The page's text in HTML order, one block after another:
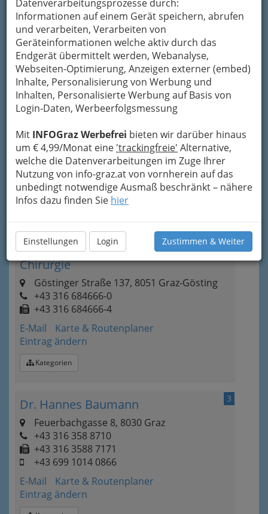
Datenverarbeitungsprozesse durch:
Informationen auf einem Gerät speichern, abrufen
und verarbeiten, Verarbeiten von
Geräteinformationen welche aktiv durch das
Endgerät übermittelt werden, Webanalyse,
Webseiten-Optimierung, Anzeigen externer (embed)
Inhalte, Personalisierung von Werbung und
Inhalten, Personalisierte Werbung auf Basis von
Login-Daten, Werbeerfolgsmessung
Mit INFOGraz Werbefrei bieten wir darüber hinaus
um € 4,99/Monat eine 'trackingfreie' Alternative,
welche die Datenverarbeitungen im Zuge Ihrer
Nutzung von info-graz.at von vornherein auf das
unbedingt notwendige Ausmaß beschränkt – nähere
Infos dazu finden Sie hier
Einstellungen Login Zustimmen & Weiter
Sie finden Unterstützung beiOsteoprose,
Arthrose, Meniskuserkrankungen,
Hexenschussusw.
Bezirksauswahl
Alle Bezirke
Dr. Wolfgang Achatz
Grottenhofstraße 94, 8052 Graz
+43 316 251 300
Karte & Routenplaner
Eintrag ändern
Kategorien
2
Dr. Arnulf Pascher - Facharzt f.
Orthopädie u. Orthopädische
Chirurgie
Göstinger Straße 137, 8051 Graz-Gösting
+43 316 684666-0
+43 316 684666-4
E-Mail
Karte & Routenplaner
Eintrag ändern
Kategorien
3
Dr. Hannes Baumann
Feuerbachgasse 8, 8030 Graz
+43 316 358 8710
+43 316 3588 7171
+43 699 1014 0866
E-Mail
Karte & Routenplaner
Eintrag ändern